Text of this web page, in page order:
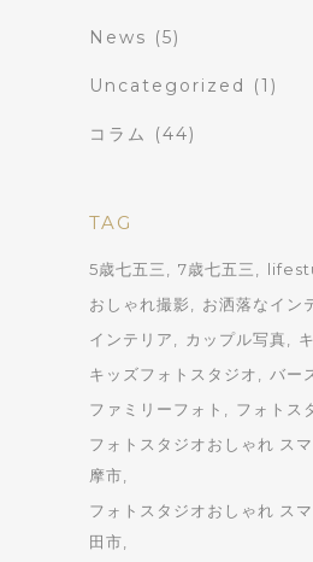
News (5)
Uncategorized (1)
コラム (44)
TAG
5歳七五三 7歳七五三
おしゃれ撮影
お洒落なイン
インテリア
カップル写真
キッズフォトスタジオ
バー
ファミリーフォト
フォトス
フォトスタジオおしゃれ ス
摩市
フォトスタジオおしゃれ ス
田市